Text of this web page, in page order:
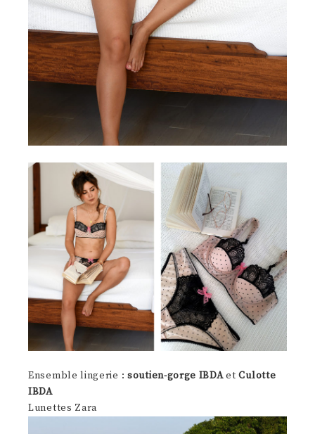
Ensemble lingerie : soutien-gorge IBDAetCulotte
IBDA
Lunettes Zara